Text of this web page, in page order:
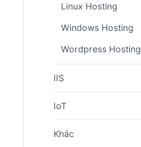
Linux Hosting
Windows Hosting
Wordpress Hosting
IIS
IoT
Khác